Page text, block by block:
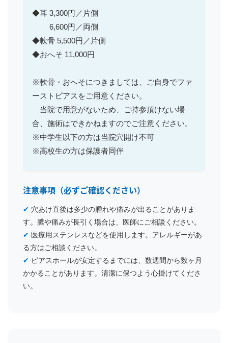
◆耳 3,300円／片側
6,600円／両側
◆軟骨 5,500円／片側
◆おへそ 11,000円
※軟骨・おへそにつきましては、ご自身でファ
ーストピアスをご用意ください。
当院で用意がないため、ご持参頂けない場
合、施術はできかねますのでご注意ください。
※中学生以下の方は当院穴開け不可
※高校生の方は保護者同伴
注意事項（必ずご確認ください）
✔ 穴あけ直後は多少の腫れや痛みが出ることがありま
す。膿や痛みが長引く場合は、医師にご相談ください。
✔ 医療用ステンレスなどを使用します。アレルギーがあ
る方はご相談ください。
✔ ピアスホールが安定するまでには、数週間から数ヶ月
かかることがあります。清潔に保つよう心掛けてくださ
い。